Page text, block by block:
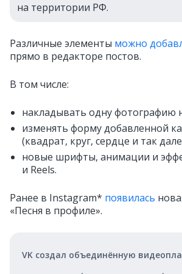
на территории РФ.
Различные элементы можно
прямо в редакторе постов.
В том числе:
накладывать одну фотографию
изменять форму добавленной
(квадрат, круг, сердце и так
новые шрифты, анимации и
и Reels.
Ранее в Instagram* появилась
«Песня в профиле».
VK создал объединённую